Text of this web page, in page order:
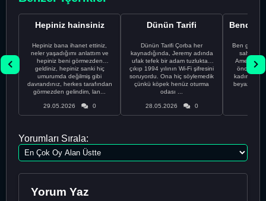
Hepiniz hainsiniz
Hepiniz bana ihanet ettiniz,
neler yaşadığımı anlattım ve
hepiniz beni görmezden
geldiniz, hepiniz sanki hiç
umurumda değilmiş gibi
davrandınız, herkes tarafından
görmezden gelindim, lan...
29.05.2026 0
Dünün Tarifi
Dünün Tarifi Çorba her
kaynadığında, Jeremy adında
ufak tefek bir adam tuzluktan
çıkıp 1994 yılının Wi-Fi şifresini
soruyordu. Ona hiç söylemedik
çünkü köpek henüz oturma
odası ...
28.05.2026 0
Ben gururlu
sahip
önce
kadınla
beyaz
Yorumları Sırala:
Yorum Yaz